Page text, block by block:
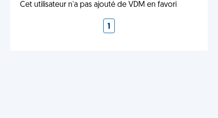
Cet utilisateur n'a pas ajouté de VDM en favori
1